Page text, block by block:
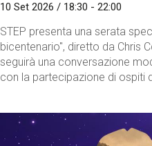
10 Set 2026 / 18:30 - 22:00
STEP presenta una serata
bicentenario", diretto da Chris
seguirà una conversazione
con la partecipazione di ospiti